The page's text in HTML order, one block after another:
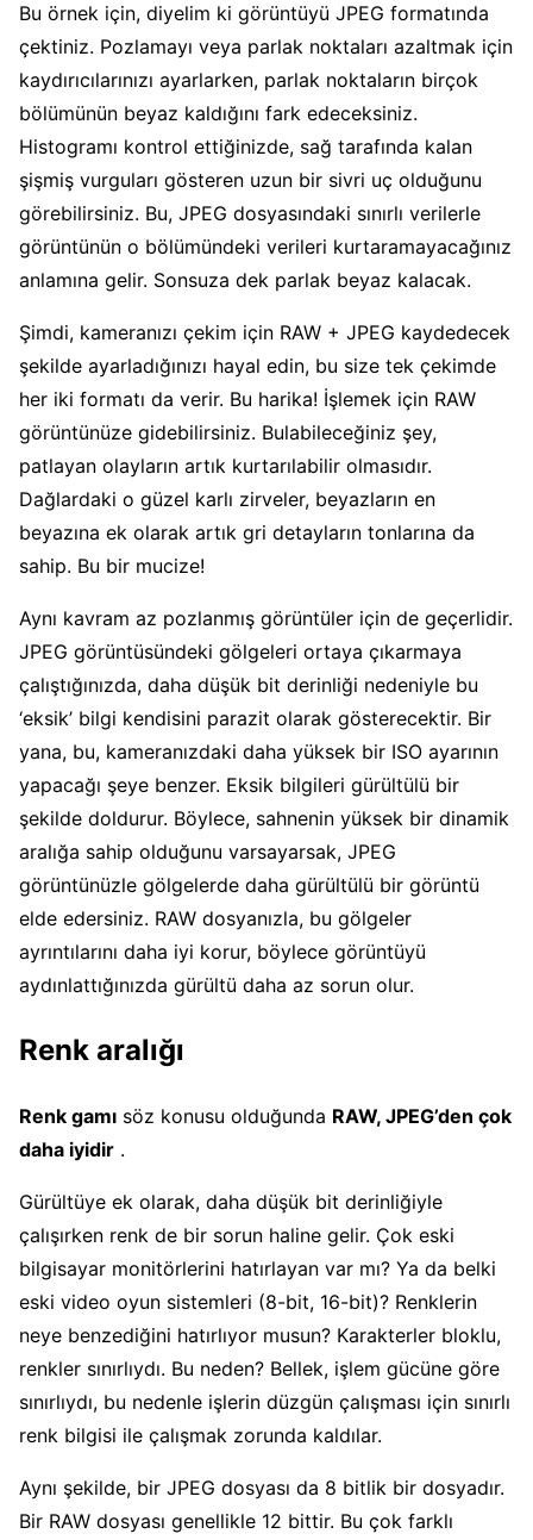
Bu örnek için, diyelim ki görüntüyü JPEG formatında
çektiniz. Pozlamayı veya parlak noktaları azaltmak için
kaydırıcılarınızı ayarlarken, parlak noktaların birçok
bölümünün beyaz kaldığını fark edeceksiniz.
Histogramı kontrol ettiğinizde, sağ tarafında kalan
şişmiş vurguları gösteren uzun bir sivri uç olduğunu
görebilirsiniz. Bu, JPEG dosyasındaki sınırlı verilerle
görüntünün o bölümündeki verileri kurtaramayacağınız
anlamına gelir. Sonsuza dek parlak beyaz kalacak.
Şimdi, kameranızı çekim için RAW + JPEG kaydedecek
şekilde ayarladığınızı hayal edin, bu size tek çekimde
her iki formatı da verir. Bu harika! İşlemek için RAW
görüntünüze gidebilirsiniz. Bulabileceğiniz şey,
patlayan olayların artık kurtarılabilir olmasıdır.
Dağlardaki o güzel karlı zirveler, beyazların en
beyazına ek olarak artık gri detayların tonlarına da
sahip. Bu bir mucize!
Aynı kavram az pozlanmış görüntüler için de geçerlidir.
JPEG görüntüsündeki gölgeleri ortaya çıkarmaya
çalıştığınızda, daha düşük bit derinliği nedeniyle bu
‘eksik’ bilgi kendisini parazit olarak gösterecektir. Bir
yana, bu, kameranızdaki daha yüksek bir ISO ayarının
yapacağı şeye benzer. Eksik bilgileri gürültülü bir
şekilde doldurur. Böylece, sahnenin yüksek bir dinamik
aralığa sahip olduğunu varsayarsak, JPEG
görüntünüzle gölgelerde daha gürültülü bir görüntü
elde edersiniz. RAW dosyanızla, bu gölgeler
ayrıntılarını daha iyi korur, böylece görüntüyü
aydınlattığınızda gürültü daha az sorun olur.
Renk aralığı
Renk gamı ​​söz konusu olduğunda RAW, JPEG’den çok
daha iyidir .
Gürültüye ek olarak, daha düşük bit derinliğiyle
çalışırken renk de bir sorun haline gelir. Çok eski
bilgisayar monitörlerini hatırlayan var mı? Ya da belki
eski video oyun sistemleri (8-bit, 16-bit)? Renklerin
neye benzediğini hatırlıyor musun? Karakterler bloklu,
renkler sınırlıydı. Bu neden? Bellek, işlem gücüne göre
sınırlıydı, bu nedenle işlerin düzgün çalışması için sınırlı
renk bilgisi ile çalışmak zorunda kaldılar.
Aynı şekilde, bir JPEG dosyası da 8 bitlik bir dosyadır.
Bir RAW dosyası genellikle 12 bittir. Bu çok farklı